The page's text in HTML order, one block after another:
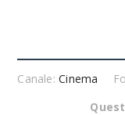
Canale:Cinema